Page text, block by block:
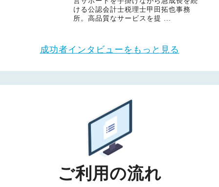
ける公認会計士税理士甲田拓也事務
所。高品質なサービスを提 ...
成功者インタビューをもっと見る
ご利用の流れ